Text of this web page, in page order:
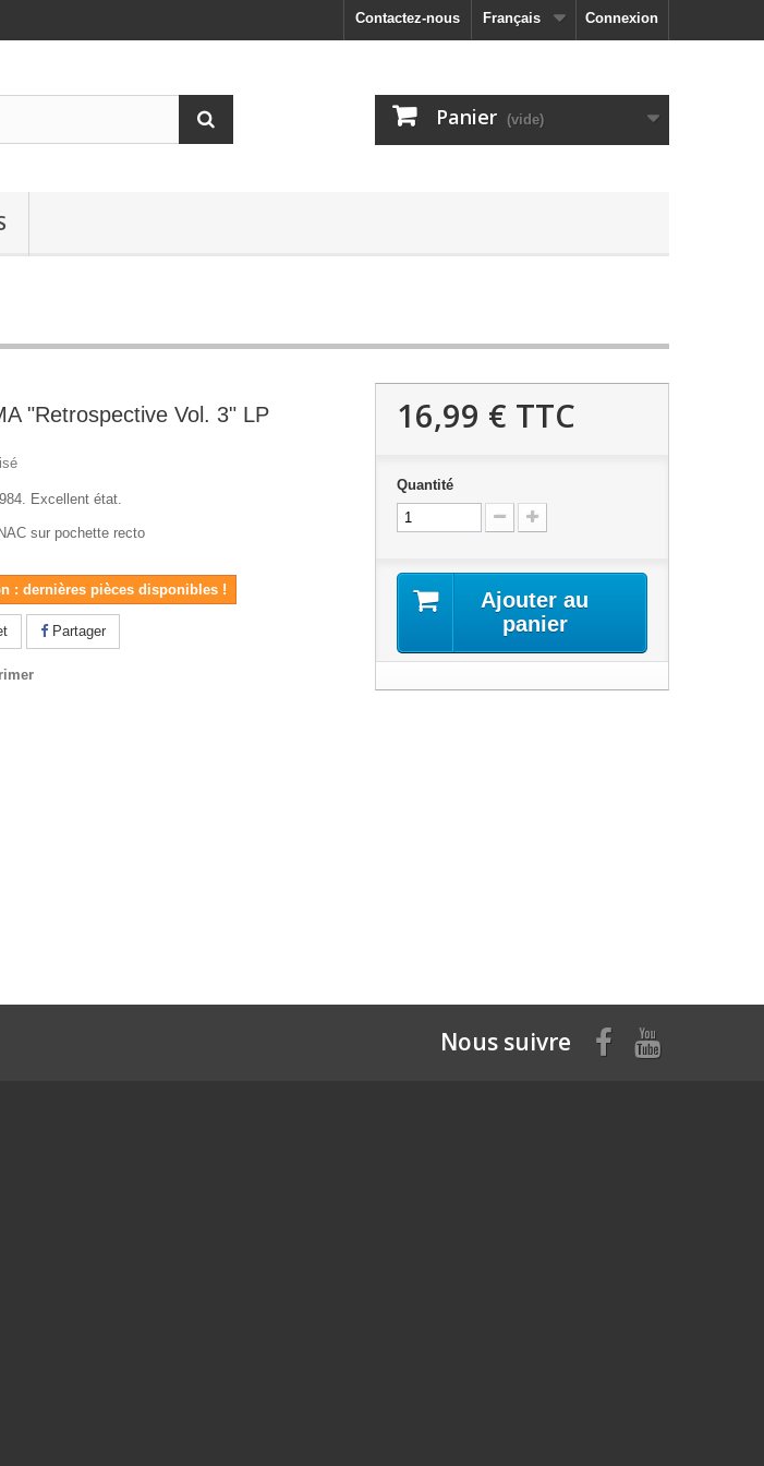
Connexion
Français
Contactez-nous
Panier (vide)
"Retrospective Vol. 3" LP
Excellent état.
sur pochette recto
: dernières pièces disponibles !
Partager
16,99 € TTC
Quantité
Ajouter au
panier
Nous suivre